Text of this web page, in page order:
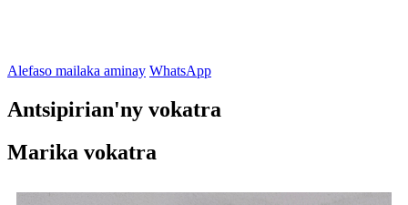
Alefaso mailaka aminay WhatsApp
Antsipirian'ny vokatra
Marika vokatra